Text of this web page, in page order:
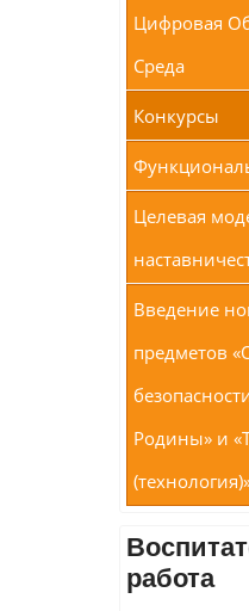
Цифровая
Среда
Конкурсы
Целевая
Введение
предметов
Родины» и
работа